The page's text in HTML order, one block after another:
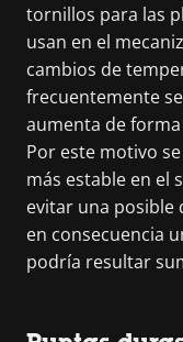
tornillos para las
usan en el
cambios de
frecuentemente
aumenta de
Por este motivo
más estable en el
evitar una posible
en consecuencia
podría resultar